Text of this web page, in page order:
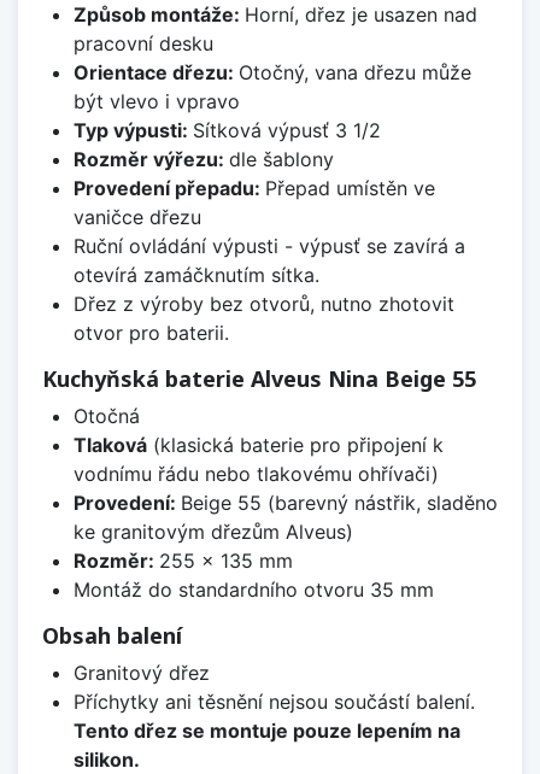
Způsob montáže: Horní, dřez je usazen nad
pracovní desku
Orientace dřezu: Otočný, vana dřezu může
být vlevo i vpravo
Typ výpusti: Sítková výpusť 3 1/2
Rozměr výřezu: dle šablony
Provedení přepadu: Přepad umístěn ve
vaničce dřezu
Ruční ovládání výpusti - výpusť se zavírá a
otevírá zamáčknutím sítka.
Dřez z výroby bez otvorů, nutno zhotovit
otvor pro baterii.
Kuchyňská baterie Alveus Nina Beige 55
Otočná
Tlaková(klasická baterie pro připojení k
vodnímu řádu nebo tlakovému ohřívači)
Provedení: Beige 55 (barevný nástřik, sladěno
ke granitovým dřezům Alveus)
Rozměr: 255 x 135 mm
Montáž do standardního otvoru 35 mm
Obsah balení
Granitový dřez
Příchytky ani těsnění nejsou součástí balení.
Tento dřez se montuje pouze lepením na
silikon.